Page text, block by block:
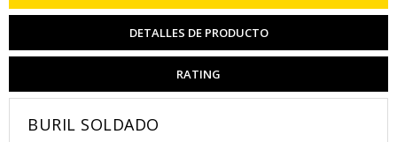
DETALLES DE PRODUCTO
RATING
BURIL SOLDADO